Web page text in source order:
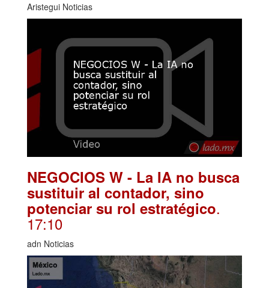
Aristegui Noticias
NEGOCIOS W - La IA no busca
sustituir al contador, sino
potenciar su rol estratégico.
17:10
adn Noticias